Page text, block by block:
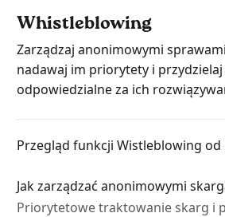
Whistleblowing
Zarządzaj anonimowymi
nadawaj im priorytety i
odpowiedzialne za ich
Przegląd funkcji Wistleblowing od
Jak zarządzać anonimowymi
Priorytetowe traktowanie skarg i